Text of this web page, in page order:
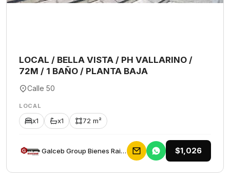
LOCAL / BELLA VISTA / PH VALLARINO /
72M / 1 BAÑO / PLANTA BAJA
Calle 50
LOCAL
x1 x1 72 m²
Galceb Group Bienes Raices $1,026